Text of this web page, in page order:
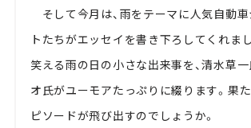
そして今月は、雨をテーマに人気自動
トたちがエッセイを書き下ろしてくれま
笑える雨の日の小さな出来事を、清水草
オ氏がユーモアたっぷりに綴ります。果
ピソードが飛び出すのでしょうか。